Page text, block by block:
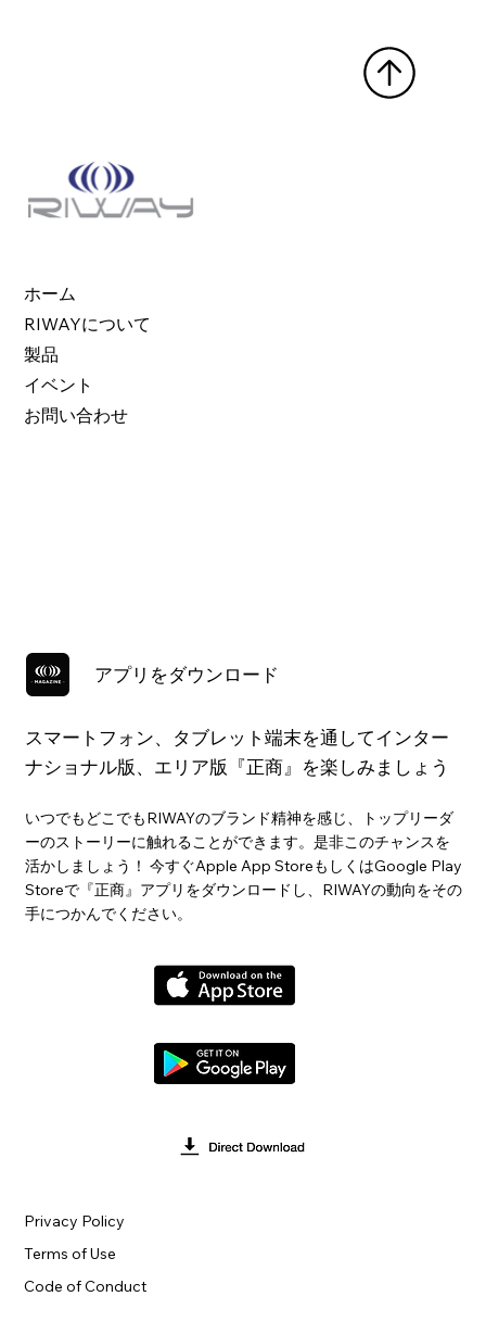
ホーム
RIWAYについて
製品
イベント
お問い合わせ
アプリをダウンロード
スマートフォン、タブレット端末を通してインター
ナショナル版、エリア版『正商』を楽しみましょう
いつでもどこでもRIWAYのブランド精神を感じ、トップリーダ
ーのストーリーに触れることができます。是非このチャンスを
活かしましょう！ 今すぐApple App StoreもしくはGoogle Play
Storeで『正商』アプリをダウンロードし、RIWAYの動向をその
手につかんでください。
Terms of Use
Privacy Policy
Code of Conduct